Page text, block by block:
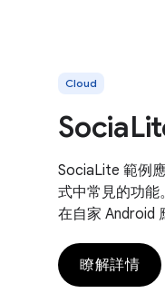
Cloud
SociaLite 範例
式中常見的功能
在自家 Android
瞭解詳情